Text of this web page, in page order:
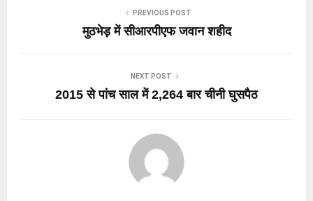
PREVIOUS POST
मुठभेड़ में सीआरपीएफ जवान शहीद
NEXT POST
2015 से पांच साल में 2,264 बार चीनी घुसपैठ